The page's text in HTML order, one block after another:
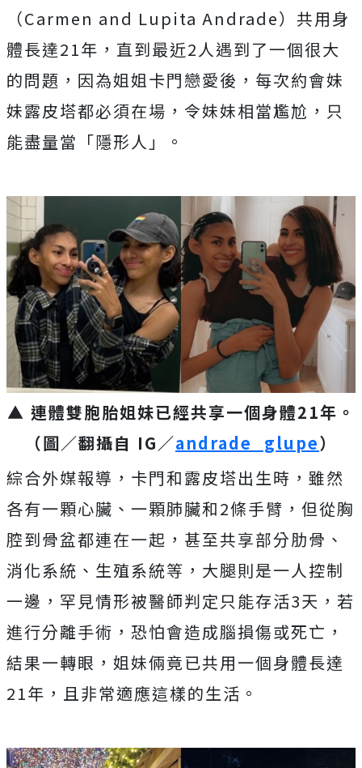
（Carmen and Lupita Andrade）共用身
體長達21年，直到最近2人遇到了一個很大
的問題，因為姐姐卡門戀愛後，每次約會妹
妹露皮塔都必須在場，令妹妹相當尷尬，只
能盡量當「隱形人」。
▲ 連體雙胞胎姐妹已經共享一個身體21年。
（圖／翻攝自 IG／andrade_glupe）
綜合外媒報導，卡門和露皮塔出生時，雖然
各有一顆心臟、一顆肺臟和2條手臂，但從胸
腔到骨盆都連在一起，甚至共享部分肋骨、
消化系統、生殖系統等，大腿則是一人控制
一邊，罕見情形被醫師判定只能存活3天，若
進行分離手術，恐怕會造成腦損傷或死亡，
結果一轉眼，姐妹倆竟已共用一個身體長達
21年，且非常適應這樣的生活。